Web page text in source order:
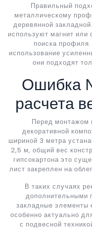
Правильный
металлическому
деревянной
используют магнит или
поиска
использование
они подходят
Ошибка
расчета
Перед монтажом
декоративной
шириной 3 метра
2,5 м, общий вес
гипсокартона это
лист закреплен на
В таких случаях
дополнительными
закладные элементы
особенно актуально
с подвесной